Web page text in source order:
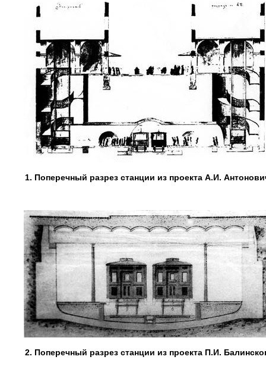
1. Поперечный разрез станции из проекта А.И.
2. Поперечный разрез станции из проекта П.И.